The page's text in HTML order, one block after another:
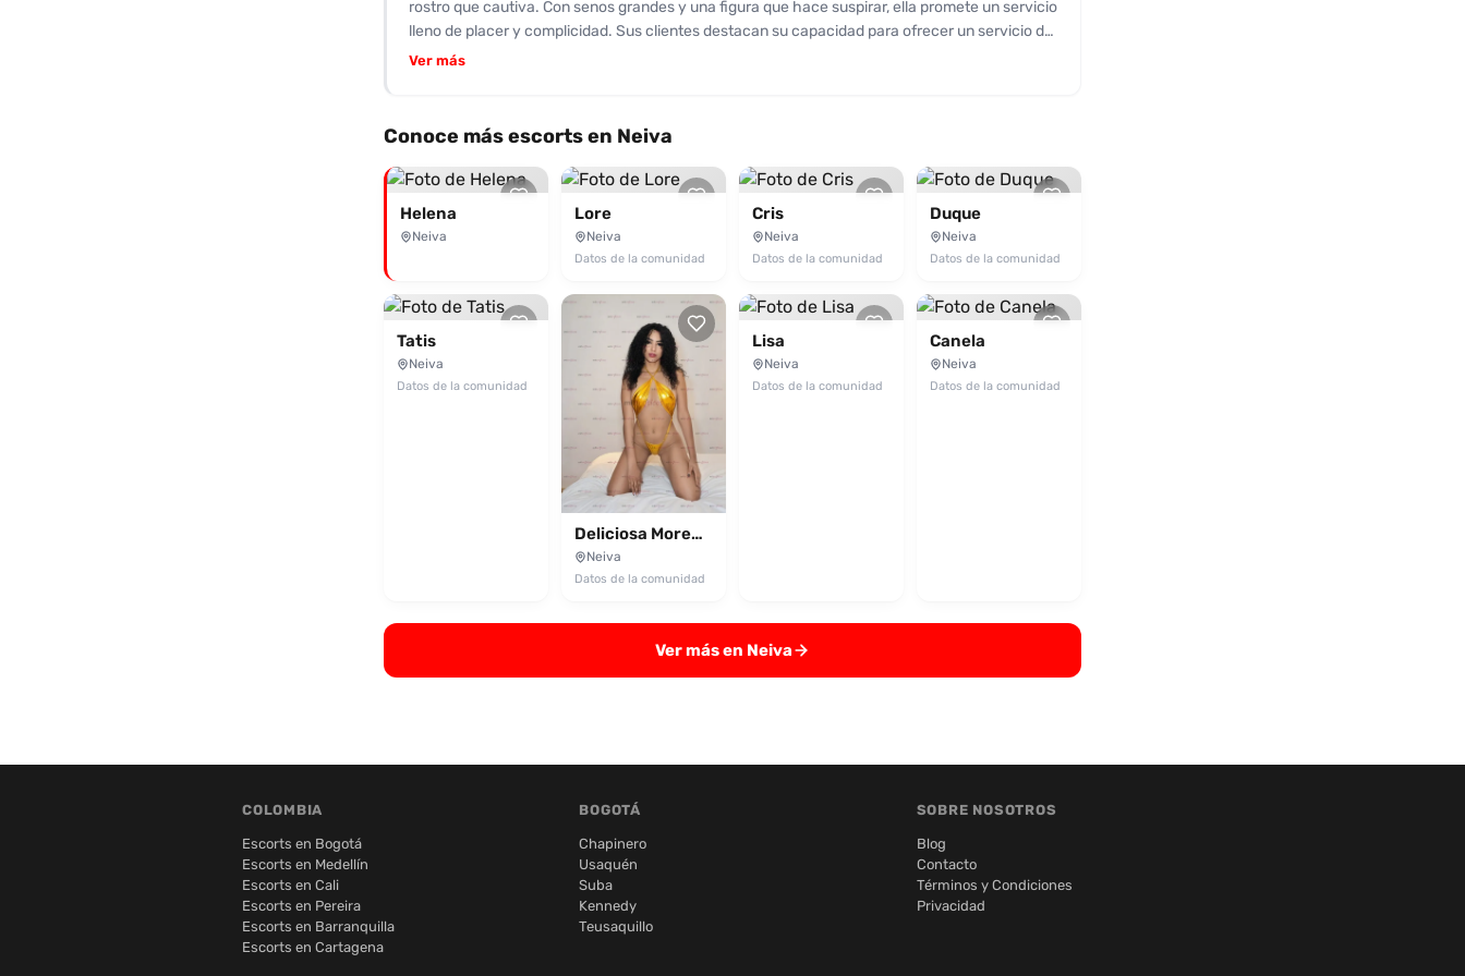
rostro que cautiva. Con senos grandes y una figura que hace suspirar, ella promete un servicio
lleno de placer y complicidad. Sus clientes destacan su capacidad para ofrecer un servicio de
calidad, comprobada por una calificación promedio de 9 sobre 10. Aunque algunos han
variedad de adicionales como tríos y fetiches, asegurando que cada encuentro sea único y
pierdas la oportunidad de disfrutar de su compañía, contáctala hoy mismo a través de
Desenfreno.co y prepárate para una experiencia inolvidable.
Ver más
Conoce más escorts en Neiva
Helena
Neiva
Lore
Neiva
Datos de la comunidad
Cris
Neiva
Datos de la comunidad
Duque
Neiva
Datos de la comunidad
Tatis
Neiva
Datos de la comunidad
Deliciosa Morena VIP
Neiva
Datos de la comunidad
Lisa
Neiva
Datos de la comunidad
Canela
Neiva
Datos de la comunidad
Ver más en Neiva
COLOMBIA
Escorts en Bogotá
Escorts en Medellín
Escorts en Cali
Escorts en Pereira
Escorts en Barranquilla
Escorts en Cartagena
BOGOTÁ
Chapinero
Usaquén
Suba
Kennedy
Teusaquillo
SOBRE NOSOTROS
Blog
Contacto
Términos y Condiciones
Privacidad